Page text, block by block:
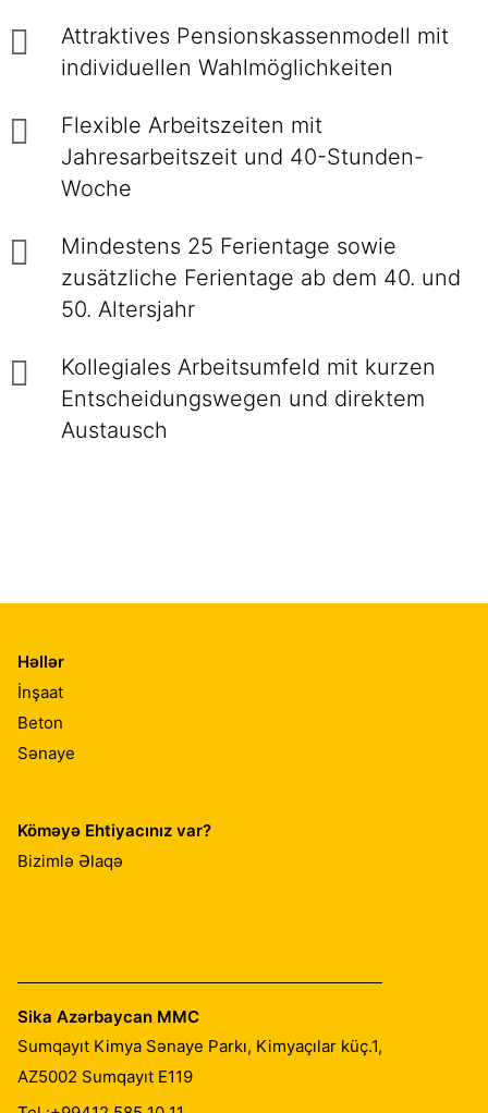
Attraktives Pensionskassenmodell mit
individuellen Wahlmöglichkeiten
Flexible Arbeitszeiten mit
Jahresarbeitszeit und 40-Stunden-
Woche
Mindestens 25 Ferientage sowie
zusätzliche Ferientage ab dem 40. und
50. Altersjahr
Kollegiales Arbeitsumfeld mit kurzen
Entscheidungswegen und direktem
Austausch
Həllər
İnşaat
Beton
Sənaye
Köməyə Ehtiyacınız var?
Bizimlə Əlaqə
Sika Azərbaycan MMC
Sumqayıt Kimya Sənaye Parkı, Kimyaçılar küç.1,
AZ5002 Sumqayıt E119